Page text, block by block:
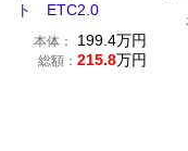
ト ETC2.0
本体： 199.4万円
総額： 215.8万円